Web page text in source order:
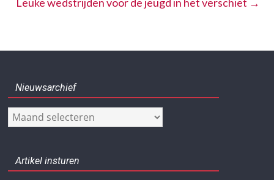
Nieuwsarchief
Nieuwsarchief
Artikel insturen